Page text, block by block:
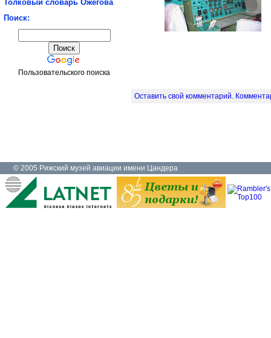
Толковый словарь Ожегова
Поиск:
Пользовательского поиска
Оставить свой комментарий.
© 2005 Рижский музей авиации имени Цандера